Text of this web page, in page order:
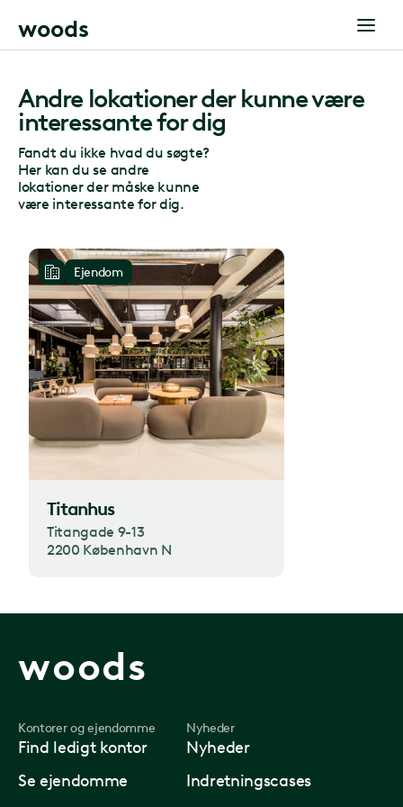
woods
Andre lokationer der kunne være
interessante for dig
Fandt du ikke hvad du søgte?
Her kan du se andre
lokationer der måske kunne
være interessante for dig.
Ejendom
Titanhus
Titangade 9-13
2200 København N
woods
Kontorer og ejendomme
Find ledigt kontor
Se ejendomme
Nyheder
Nyheder
Indretningscases